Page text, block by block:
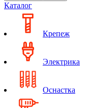
Каталог
Крепеж
Электрика
Оснастка